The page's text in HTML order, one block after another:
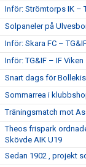
Inför: Strömtorps IK –
Solpaneler på
Inför: Skara FC –
Inför: TG&IF – IF Viken
Snart dags för
Sommarrea i
Träningsmatch mot
Theos frispark
Skövde AIK U19
Sedan 1902 , projekt